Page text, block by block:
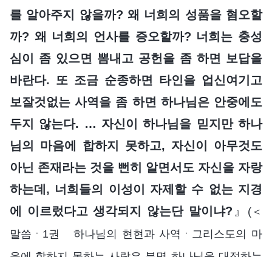
를 알아주지 않을까? 왜 너희의 성품을 혐오할
까? 왜 너희의 언사를 증오할까? 너희는 충성
심이 좀 있으면 뽐내고 공헌을 좀 하면 보답을
바란다. 또 조금 순종하면 타인을 업신여기고
보잘것없는 사역을 좀 하면 하나님은 안중에도
두지 않는다. … 자신이 하나님을 믿지만 하나
님의 마음에 합하지 못하고, 자신이 아무것도
아닌 존재라는 것을 뻔히 알면서도 자신을 자랑
하는데, 너희들의 이성이 자제할 수 없는 지경
에 이르렀다고 생각되지 않는단 말이냐? 』 (＜
말씀ㆍ1권 하나님의 현현과 사역ㆍ그리스도의 마